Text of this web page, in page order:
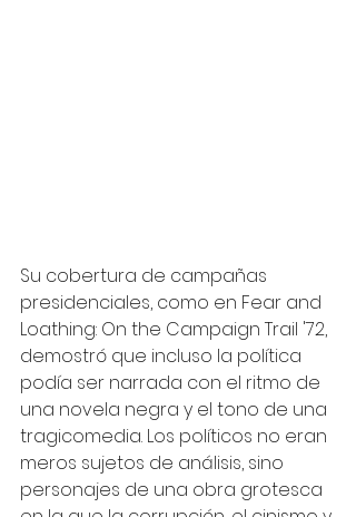
Su cobertura de campañas
presidenciales, como en Fear and
Loathing: On the Campaign Trail '72,
demostró que incluso la política
podía ser narrada con el ritmo de
una novela negra y el tono de una
tragicomedia. Los políticos no eran
meros sujetos de análisis, sino
personajes de una obra grotesca